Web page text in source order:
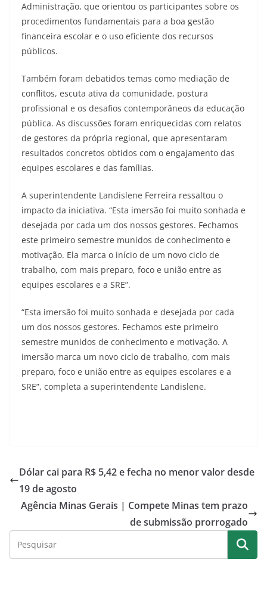
Administração, que orientou os participantes sobre os
procedimentos fundamentais para a boa gestão
financeira escolar e o uso eficiente dos recursos
públicos.
Também foram debatidos temas como mediação de
conflitos, escuta ativa da comunidade, postura
profissional e os desafios contemporâneos da educação
pública. As discussões foram enriquecidas com relatos
de gestores da própria regional, que apresentaram
resultados concretos obtidos com o engajamento das
equipes escolares e das famílias.
A superintendente Landislene Ferreira ressaltou o
impacto da iniciativa. “Esta imersão foi muito sonhada e
desejada por cada um dos nossos gestores. Fechamos
este primeiro semestre munidos de conhecimento e
motivação. Ela marca o início de um novo ciclo de
trabalho, com mais preparo, foco e união entre as
equipes escolares e a SRE”.
“Esta imersão foi muito sonhada e desejada por cada
um dos nossos gestores. Fechamos este primeiro
semestre munidos de conhecimento e motivação. A
imersão marca um novo ciclo de trabalho, com mais
preparo, foco e união entre as equipes escolares e a
SRE”, completa a superintendente Landislene.
Dólar cai para R$ 5,42 e fecha no menor valor desde
19 de agosto
Agência Minas Gerais | Compete Minas tem prazo
de submissão prorrogado